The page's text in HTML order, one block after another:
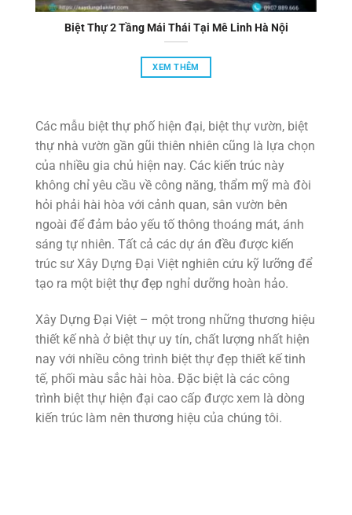
Biệt Thự 2 Tầng Mái Thái Tại Mê Linh Hà Nội
XEM THÊM
Các mẫu biệt thự phố hiện đại, biệt thự vườn, biệt
thự nhà vườn gần gũi thiên nhiên cũng là lựa chọn
của nhiều gia chủ hiện nay. Các kiến trúc này
không chỉ yêu cầu về công năng, thẩm mỹ mà đòi
hỏi phải hài hòa với cảnh quan, sân vườn bên
ngoài để đảm bảo yếu tố thông thoáng mát, ánh
sáng tự nhiên. Tất cả các dự án đều được kiến
trúc sư Xây Dựng Đại Việt nghiên cứu kỹ lưỡng để
tạo ra một biệt thự đẹp nghỉ dưỡng hoàn hảo.
Xây Dựng Đại Việt – một trong những thương hiệu
thiết kế nhà ở biệt thự uy tín, chất lượng nhất hiện
nay với nhiều công trình biệt thự đẹp thiết kế tinh
tế, phối màu sắc hài hòa. Đặc biệt là các công
trình biệt thự hiện đại cao cấp được xem là dòng
kiến trúc làm nên thương hiệu của chúng tôi.